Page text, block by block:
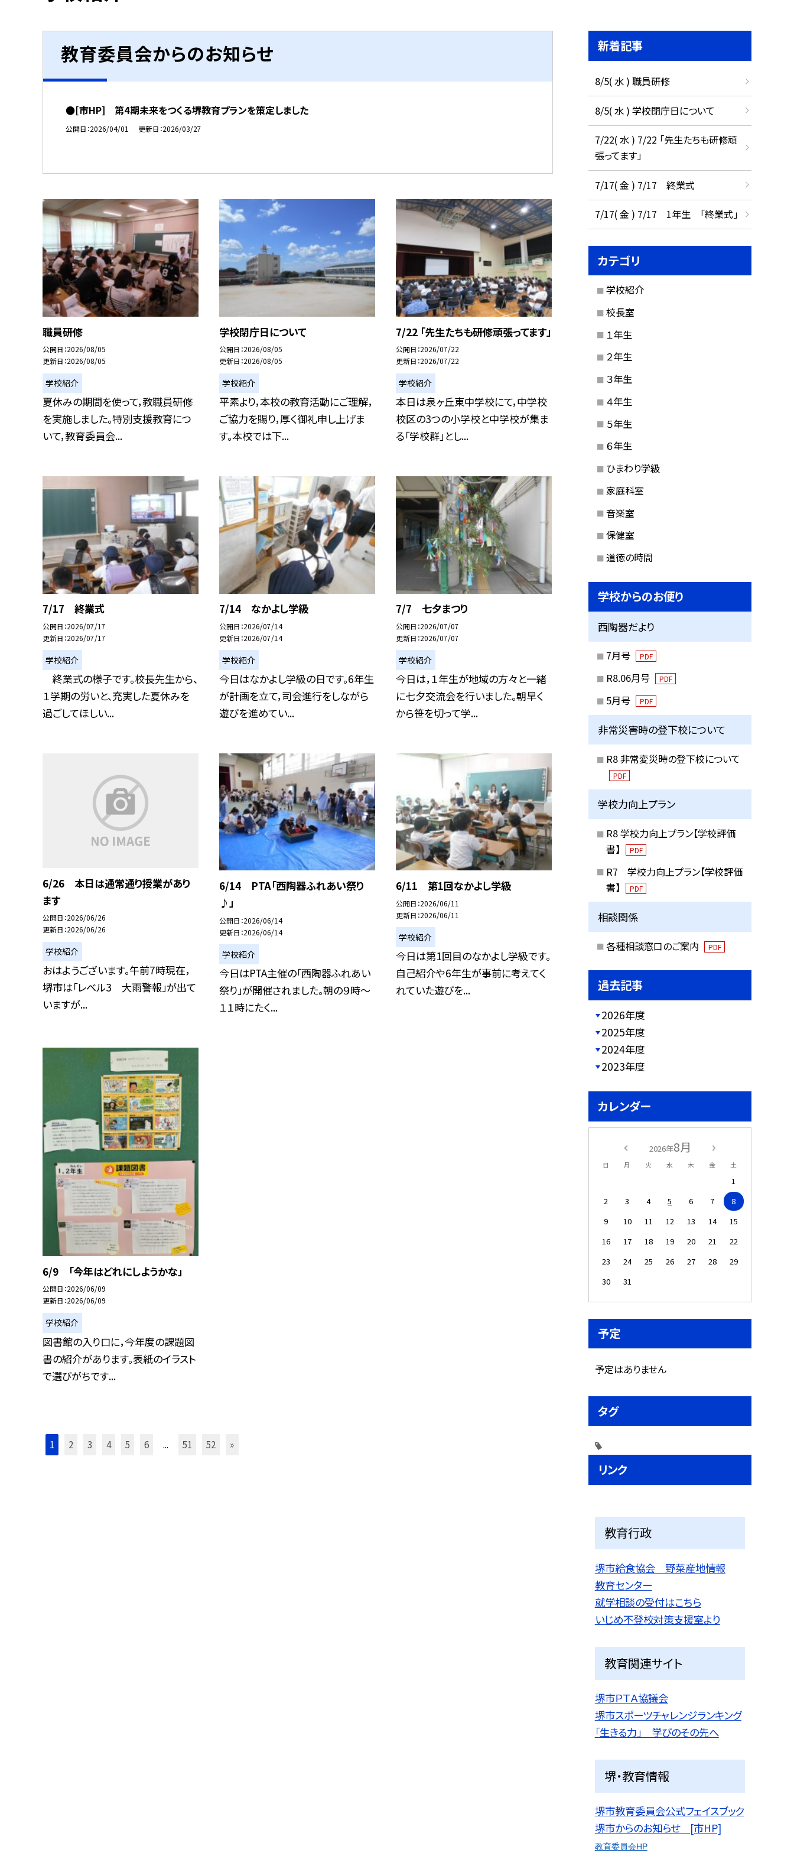
教育委員会からのお知らせ
●[市HP] 第4期未来をつくる堺教育プランを策定しました
公開日 2026/04/01 更新日 2026/03/27
職員研修
公開日 2026/08/05
更新日 2026/08/05
学校紹介
夏休みの期間を使って，教職員研修
を実施しました。特別支援教育につ
いて，教育委員会...
学校閉庁日について
公開日 2026/08/05
更新日 2026/08/05
学校紹介
平素より，本校の教育活動にご理解，
ご協力を賜り，厚く御礼申し上げま
す。本校では下...
7/22 「先生たちも研修頑張ってます」
公開日 2026/07/22
更新日 2026/07/22
学校紹介
本日は泉ヶ丘東中学校にて，中学校
校区の3つの小学校と中学校が集ま
る「学校群」とし...
7/17 終業式
公開日 2026/07/17
更新日 2026/07/17
学校紹介
終業式の様子です。校長先生から、
１学期の労いと、充実した夏休みを
過ごしてほしい...
7/14 なかよし学級
公開日 2026/07/14
更新日 2026/07/14
学校紹介
今日はなかよし学級の日です。6年生
が計画を立て，司会進行をしながら
遊びを進めてい...
7/7 七夕まつり
公開日 2026/07/07
更新日 2026/07/07
学校紹介
今日は，１年生が地域の方々と一緒
に七夕交流会を行いました。朝早く
から笹を切って学...
6/26 本日は通常通り授業があり
ます
公開日 2026/06/26
更新日 2026/06/26
学校紹介
おはようございます。午前7時現在，
堺市は「レベル3 大雨警報」が出て
いますが...
6/14 PTA「西陶器ふれあい祭り
♪」
公開日 2026/06/14
更新日 2026/06/14
学校紹介
今日はPTA主催の「西陶器ふれあい
祭り」が開催されました。朝の９時～
１１時にたく...
6/11 第1回なかよし学級
公開日 2026/06/11
更新日 2026/06/11
学校紹介
今日は第1回目のなかよし学級です。
自己紹介や6年生が事前に考えてく
れていた遊びを...
6/9 「今年はどれにしようかな」
公開日 2026/06/09
更新日 2026/06/09
学校紹介
図書館の入り口に，今年度の課題図
書の紹介があります。表紙のイラスト
で選びがちです...
1 2 3 4 5 6 ... 51 52 »
新着記事
8/5( 水 ) 職員研修
8/5( 水 ) 学校閉庁日について
7/22( 水 ) 7/22 「先生たちも研修頑
張ってます」
7/17( 金 ) 7/17 終業式
7/17( 金 ) 7/17 1年生 「終業式」
カテゴリ
学校紹介
校長室
１年生
２年生
３年生
４年生
５年生
６年生
ひまわり学級
家庭科室
音楽室
保健室
道徳の時間
学校からのお便り
西陶器だより
7月号 PDF
R8.06月号 PDF
5月号 PDF
非常災害時の登下校について
R8 非常変災時の登下校について
PDF
学校力向上プラン
R8 学校力向上プラン【学校評価
書】
PDF
R7 学校力向上プラン【学校評価
書】
PDF
相談関係
各種相談窓口のご案内 PDF
過去記事
2026年度
2025年度
2024年度
2023年度
カレンダー
2026年8月
日 月 火 水 木 金 土
1
2
3 4 5 6 7
8
9
10 11 12 13 14
15
16
17 18 19 20 21
22
23
24 25 26 27 28
29
30
31
予定
予定はありません
タグ
リンク
教育行政
堺市給食協会 野菜産地情報
教育センター
就学相談の受付はこちら
いじめ不登校対策支援室より
教育関連サイト
堺市ＰＴＡ協議会
堺市スポーツチャレンジランキング
「生きる力」 学びのその先へ
堺・教育情報
堺市教育委員会公式フェイスブック
堺市からのお知らせ [市HP]
教育委員会HP